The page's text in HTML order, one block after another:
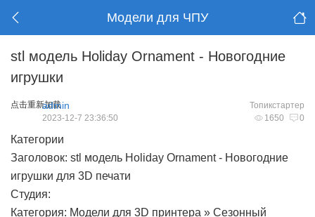
Модели для ЧПУ
stl модель Holiday Ornament - Новогодние
игрушки
点击重新加载 Топикстартер
admin
1650 0
2023-12-7 23:36:50
Категории
Заголовок: stl модель Holiday Ornament - Новогодние
игрушки для 3D печати
Студия:
Категория: Модели для 3D принтера » Сезонный